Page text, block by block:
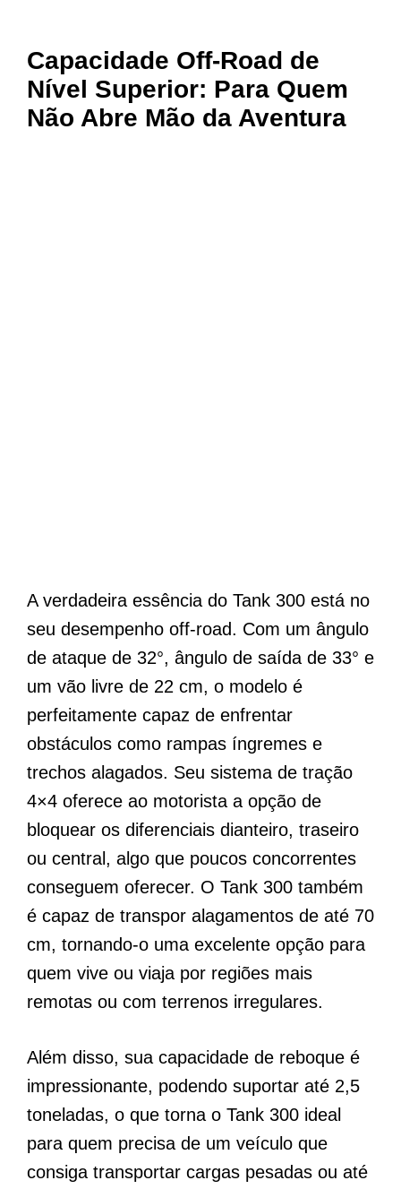
Capacidade Off-Road de
Nível Superior: Para Quem
Não Abre Mão da Aventura
A verdadeira essência do Tank 300 está no
seu desempenho off-road. Com um ângulo
de ataque de 32°, ângulo de saída de 33° e
um vão livre de 22 cm, o modelo é
perfeitamente capaz de enfrentar
obstáculos como rampas íngremes e
trechos alagados. Seu sistema de tração
4×4 oferece ao motorista a opção de
bloquear os diferenciais dianteiro, traseiro
ou central, algo que poucos concorrentes
conseguem oferecer. O Tank 300 também
é capaz de transpor alagamentos de até 70
cm, tornando-o uma excelente opção para
quem vive ou viaja por regiões mais
remotas ou com terrenos irregulares.
Além disso, sua capacidade de reboque é
impressionante, podendo suportar até 2,5
toneladas, o que torna o Tank 300 ideal
para quem precisa de um veículo que
consiga transportar cargas pesadas ou até